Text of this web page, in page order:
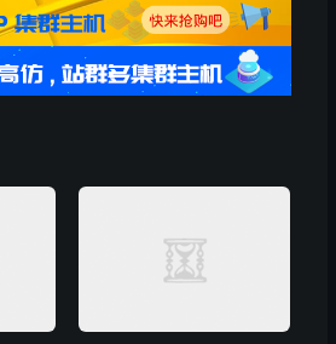
时协助。
们的产品中找到适配方案。